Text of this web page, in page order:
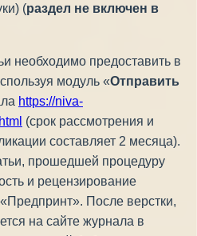
(раздел не включен в
необходимо предоставить в
модуль «Отправить
https://niva-
(срок рассмотрения и
составляет 2 месяца).
прошедшей процедуру
и рецензирование
После верстки,
на сайте журнала в